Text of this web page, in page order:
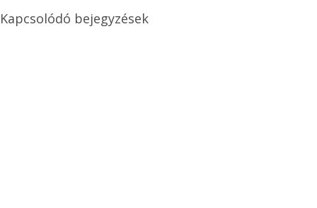
Kapcsolódó bejegyzések